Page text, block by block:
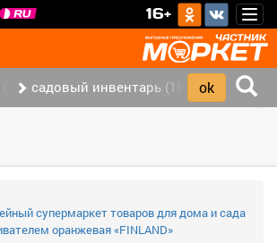
16+
садовый инвентарь (18)
супермаркет товаров для дома и сада
оранжевая «FINLAND»
›